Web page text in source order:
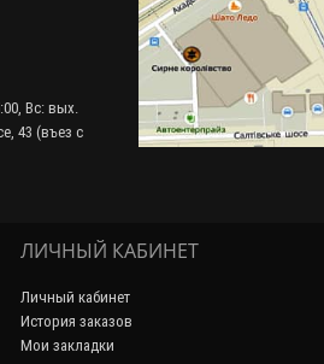
Вс: вых.
43 (въез с
ЛИЧНЫЙ КАБИНЕТ
Личный кабинет
История заказов
Мои закладки